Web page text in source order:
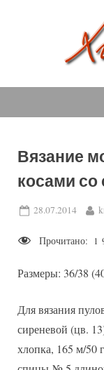
Вязание
косами со
Posted
28.07.2014
Прочитано: 1
Размеры: 36/38
Для вязания
сиреневой (цв.
хлопка, 165 м/